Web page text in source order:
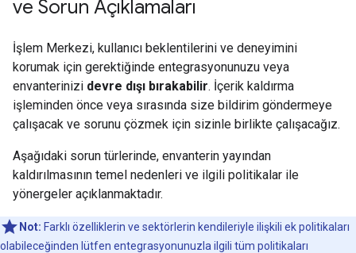
ve Sorun Açıklamaları
İşlem Merkezi, kullanıcı beklentilerini ve deneyimini
korumak için gerektiğinde entegrasyonunuzu veya
envanterinizi devre dışı bırakabilir. İçerik kaldırma
işleminden önce veya sırasında size bildirim göndermeye
çalışacak ve sorunu çözmek için sizinle birlikte çalışacağız.
Aşağıdaki sorun türlerinde, envanterin yayından
kaldırılmasının temel nedenleri ve ilgili politikalar ile
yönergeler açıklanmaktadır.
Not: Farklı özelliklerin ve sektörlerin kendileriyle ilişkili ek politikaları
olabileceğinden lütfen entegrasyonunuzla ilgili tüm politikaları